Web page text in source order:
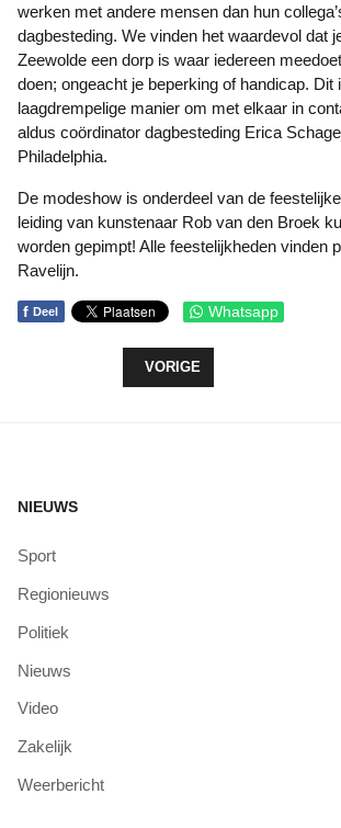
werken met andere mensen dan hun
dagbesteding. We vinden het waardevol dat
Zeewolde een dorp is waar iedereen
doen; ongeacht je beperking of handicap. Dit
laagdrempelige manier om met elkaar in
aldus coördinator dagbesteding Erica
Philadelphia.
De modeshow is onderdeel van de feestelijke middag. Onder
leiding van kunstenaar Rob van den Broek
worden gepimpt! Alle feestelijkheden vinden
Ravelijn.
f Deel Whatsapp
VORIG ARTIKEL: GOLFEN
VORIGE
NIEUWS
Sport
Regionieuws
Politiek
Nieuws
Video
Zakelijk
Weerbericht